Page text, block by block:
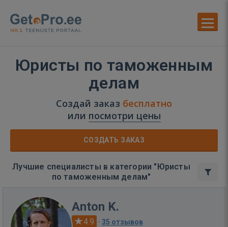
Юристы по таможенным
делам
Создай заказ бесплатно
или посмотри цены
СОЗДАТЬ ЗАКАЗ
Лучшие специалисты в категории "Юристы
по таможенным делам"
Anton K.
4.9 · 35 отзывов